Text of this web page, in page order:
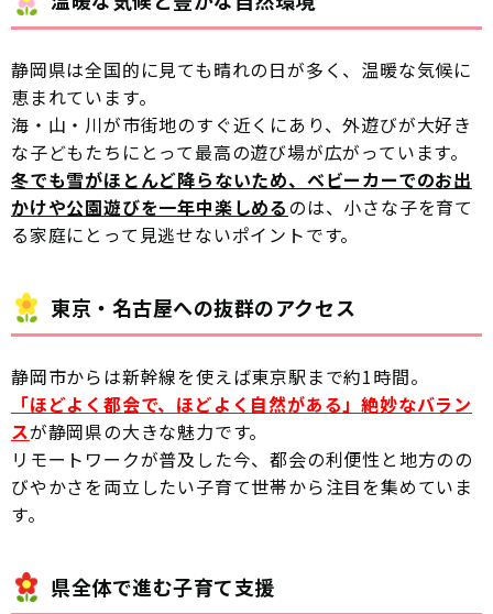
静岡県は全国的に見ても晴れの日が多く、温暖な気候に
恵まれています。
海・山・川が市街地のすぐ近くにあり、外遊びが大好き
な子どもたちにとって最高の遊び場が広がっています。
冬でも雪がほとんど降らないため、ベビーカーでのお出
かけや公園遊びを一年中楽しめるのは、小さな子を育て
る家庭にとって見逃せないポイントです。
東京・名古屋への抜群のアクセス
静岡市からは新幹線を使えば東京駅まで約1時間。
「ほどよく都会で、ほどよく自然がある」絶妙なバラン
スが静岡県の大きな魅力です。
リモートワークが普及した今、都会の利便性と地方のの
びやかさを両立したい子育て世帯から注目を集めていま
す。
県全体で進む子育て支援